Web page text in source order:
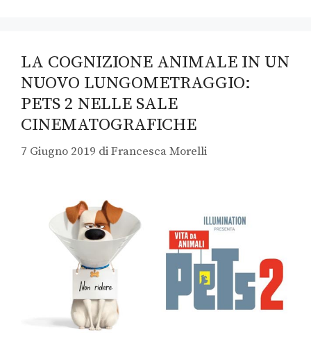
LA COGNIZIONE ANIMALE IN UN
NUOVO LUNGOMETRAGGIO:
PETS 2 NELLE SALE
CINEMATOGRAFICHE
7 Giugno 2019 diFrancesca Morelli